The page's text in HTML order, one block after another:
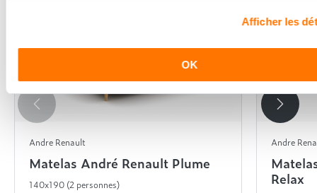
Afficher les
OK
Andre Renault
Matelas André Renault Plume
140x190 (2 personnes)
Andre
Relax